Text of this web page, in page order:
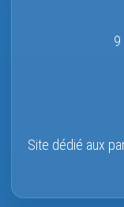
9
Site dédié aux